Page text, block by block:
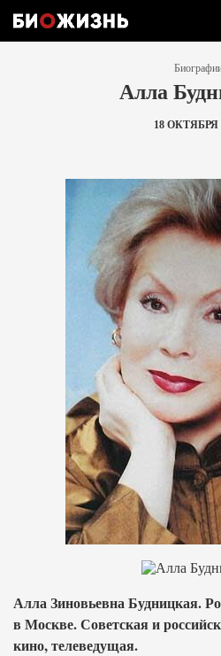
Алла
18 ОКТЯБРЯ
Алла Зиновьевна Будницкая.
в Москве. Советская и
кино, телеведущая.